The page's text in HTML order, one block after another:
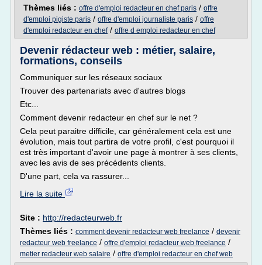
Thèmes liés : offre d'emploi redacteur en chef paris / offre
d'emploi pigiste paris / offre d'emploi journaliste paris / offre
d'emploi redacteur en chef/ offre d emploi redacteur en chef
Devenir rédacteur web : métier, salaire,
formations, conseils
Communiquer sur les réseaux sociaux
Trouver des partenariats avec d'autres blogs
Etc...
Comment devenir redacteur en chef sur le net ?
Cela peut paraitre difficile, car généralement cela est une
évolution, mais tout partira de votre profil, c'est pourquoi il
est très important d'avoir une page à montrer à ses clients,
avec les avis de ses précédents clients.
D'une part, cela va rassurer...
Lire la suite
Site : http://redacteurweb.fr
Thèmes liés : comment devenir redacteur web freelance / devenir
redacteur web freelance / offre d'emploi redacteur web freelance /
metier redacteur web salaire / offre d'emploi redacteur en chef web